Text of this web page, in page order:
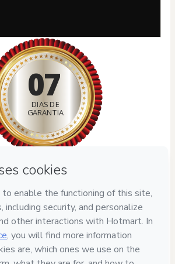
07
DIAS DE
GARANTIA
is 100% secure
purchase
and authenticated environment